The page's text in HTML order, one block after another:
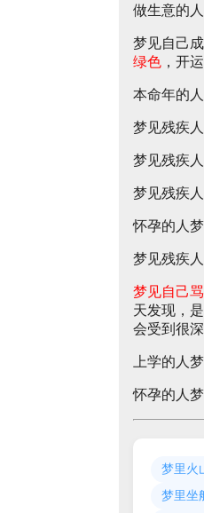
做生意的
梦见自己
绿色 ，开
本命年的
梦见残疾
梦见残疾
梦见残疾
怀孕的人
梦见残疾
梦见自己
天发现，
会受到很
上学的人
怀孕的人
梦里火
梦里坐